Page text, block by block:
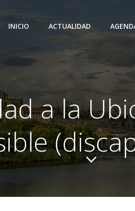
INICIO ACTUALIDAD
a la